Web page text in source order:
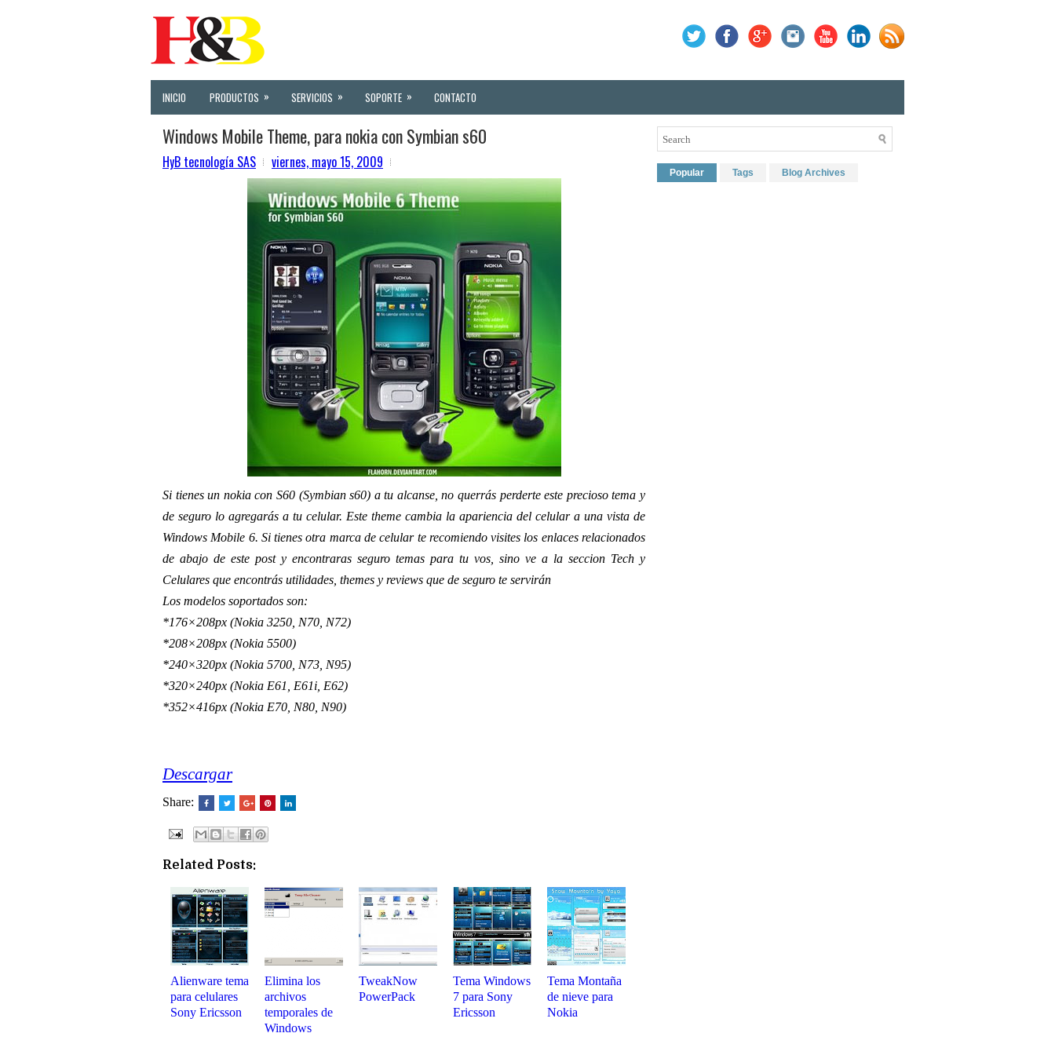
INICIO PRODUCTOS » SERVICIOS » SOPORTE » CONTACTO
Windows Mobile Theme, para nokia con Symbian s60
HyB tecnología SAS viernes, mayo 15, 2009
Si tienes un nokia con S60 (Symbian s60) a tu alcanse, no querrás perderte este precioso tema y
de seguro lo agregarás a tu celular. Este theme cambia la apariencia del celular a una vista de
Windows Mobile 6. Si tienes otra marca de celular te recomiendo visites los enlaces relacionados
de abajo de este post y encontraras seguro temas para tu vos, sino ve a la seccion Tech y
Celulares que encontrás utilidades, themes y reviews que de seguro te servirán
Los modelos soportados son:
*176×208px (Nokia 3250, N70, N72)
*208×208px (Nokia 5500)
*240×320px (Nokia 5700, N73, N95)
*320×240px (Nokia E61, E61i, E62)
*352×416px (Nokia E70, N80, N90)
Descargar
Share:
Related Posts:
Alienware tema
para celulares
Sony Ericsson
Elimina los
archivos
temporales de
Windows
TweakNow
PowerPack
Tema Windows
7 para Sony
Ericsson
Tema Montaña
de nieve para
Nokia
Popular Tags Blog Archives